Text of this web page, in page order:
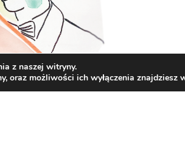
z naszej witryny.
oraz możliwości ich wyłączenia znajdziesz